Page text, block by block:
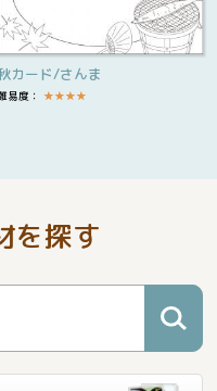
カード/さんま
易度： ★★★★
を探す